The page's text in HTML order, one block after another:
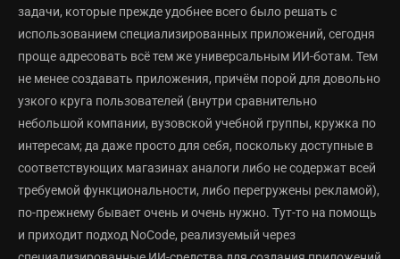
задачи, которые прежде удобнее всего было решать с
использованием специализированных приложений, сегодня
проще адресовать всё тем же универсальным ИИ-ботам. Тем
не менее создавать приложения, причём порой для довольно
узкого круга пользователей (внутри сравнительно
небольшой компании, вузовской учебной группы, кружка по
интересам; да даже просто для себя, поскольку доступные в
соответствующих магазинах аналоги либо не содержат всей
требуемой функциональности, либо перегружены рекламой),
по-прежнему бывает очень и очень нужно. Тут-то на помощь
и приходит подход NoCode, реализуемый через